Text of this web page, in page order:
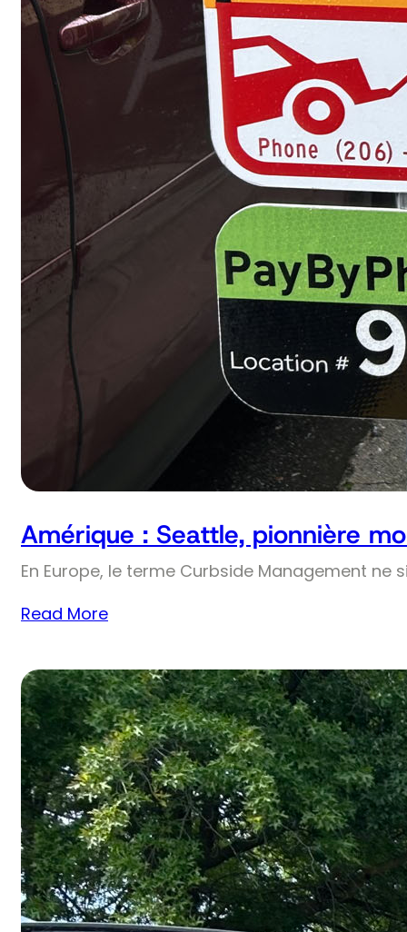
Amérique : Seattle, pionnière
En Europe, le terme Curbside Management ne
Read More